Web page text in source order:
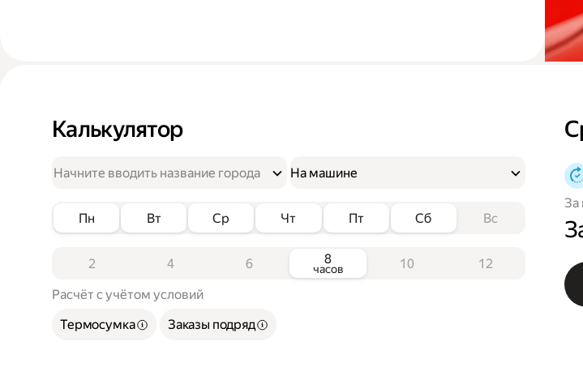
Калькулятор
На машине
Пн Вт Ср Чт Пт Сб Вс
2 4 6 8
часов 10 12
Расчёт с учётом условий
Термосумка
Заказы подряд
За